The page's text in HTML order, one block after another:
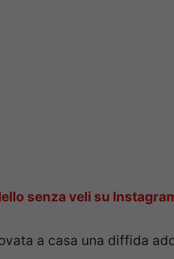
senza veli su
a casa una diffida